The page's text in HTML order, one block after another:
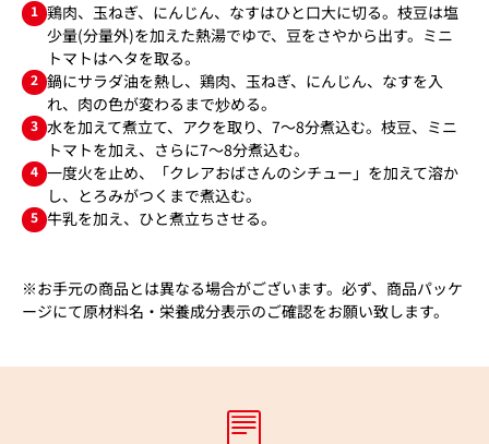
1 鶏肉、玉ねぎ、にんじん、なすはひと口大に切る。枝豆は塩
少量(分量外)を加えた熱湯でゆで、豆をさやから出す。ミニ
トマトはヘタを取る。
2 鍋にサラダ油を熱し、鶏肉、玉ねぎ、にんじん、なすを入
れ、肉の色が変わるまで炒める。
3 水を加えて煮立て、アクを取り、7～8分煮込む。枝豆、ミニ
トマトを加え、さらに7～8分煮込む。
4 一度火を止め、「クレアおばさんのシチュー」を加えて溶か
し、とろみがつくまで煮込む。
5 牛乳を加え、ひと煮立ちさせる。
※お手元の商品とは異なる場合がございます。必ず、商品パッケ
ージにて原材料名・栄養成分表示のご確認をお願い致します。